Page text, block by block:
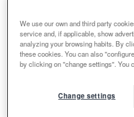
We use our own and third party
service and, if applicable, show
analyzing your browsing habits. By
these cookies. You can also
by clicking on "change settings". You
Change settings